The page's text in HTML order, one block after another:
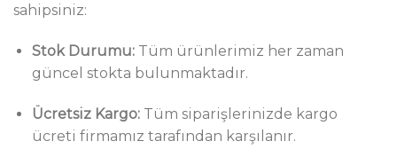
sahipsiniz:
Stok Durumu:Tüm ürünlerimiz her zaman
güncel stokta bulunmaktadır.
Ücretsiz Kargo:Tüm siparişlerinizde kargo
ücreti firmamız tarafından karşılanır.